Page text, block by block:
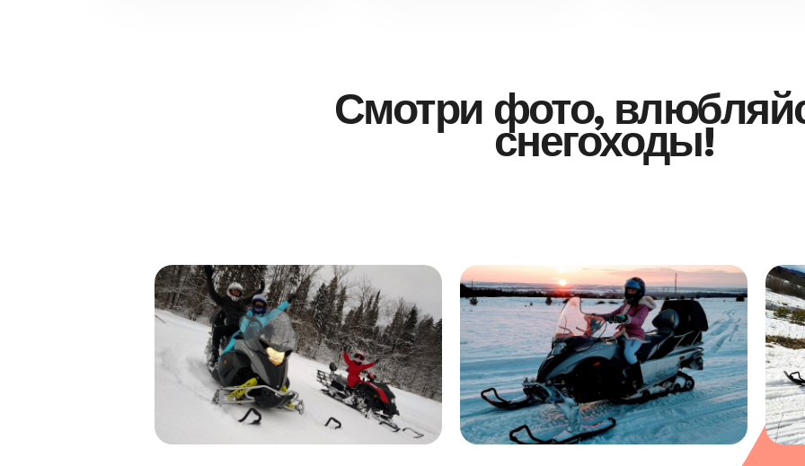
Смотри фото,
снегоходы!